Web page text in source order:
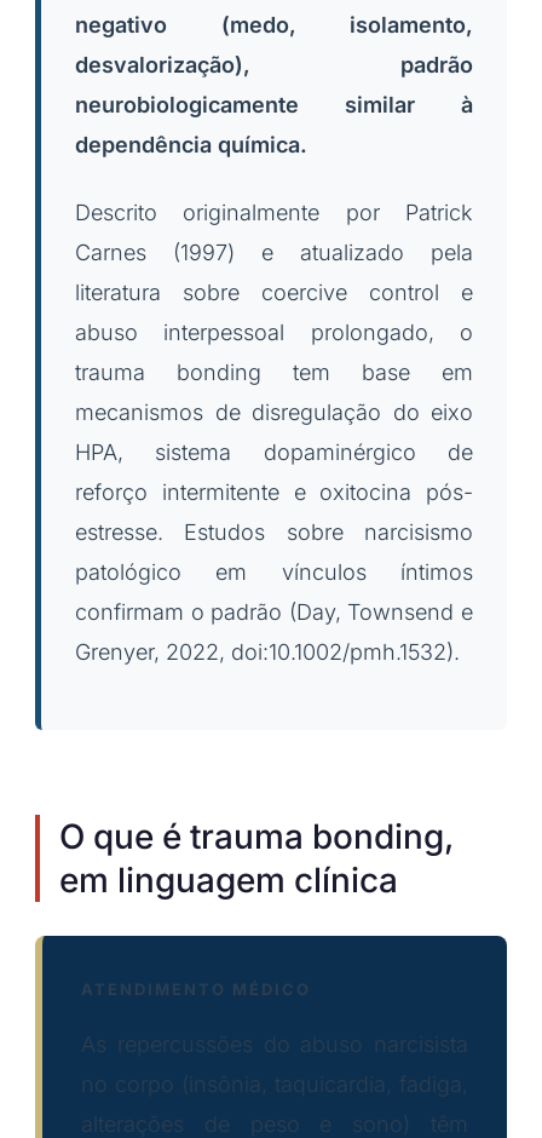
negativo (medo, isolamento,
desvalorização), padrão
neurobiologicamente similar à
dependência química.
Descrito originalmente por Patrick
Carnes (1997) e atualizado pela
literatura sobre coercive control e
abuso interpessoal prolongado, o
trauma bonding tem base em
mecanismos de disregulação do eixo
HPA, sistema dopaminérgico de
reforço intermitente e oxitocina pós-
estresse. Estudos sobre narcisismo
patológico em vínculos íntimos
confirmam o padrão (Day, Townsend e
Grenyer, 2022, doi:10.1002/pmh.1532).
O que é trauma bonding,
em linguagem clínica
ATENDIMENTO MÉDICO
As repercussões do abuso narcisista
no corpo (insônia, taquicardia, fadiga,
alterações de peso e sono) têm